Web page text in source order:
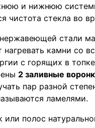
и нижнюю
чистота стекла во
нержавеющей стали
нагревать камни
с горящих в
2 заливные
пар разной
ламелями.
или полос